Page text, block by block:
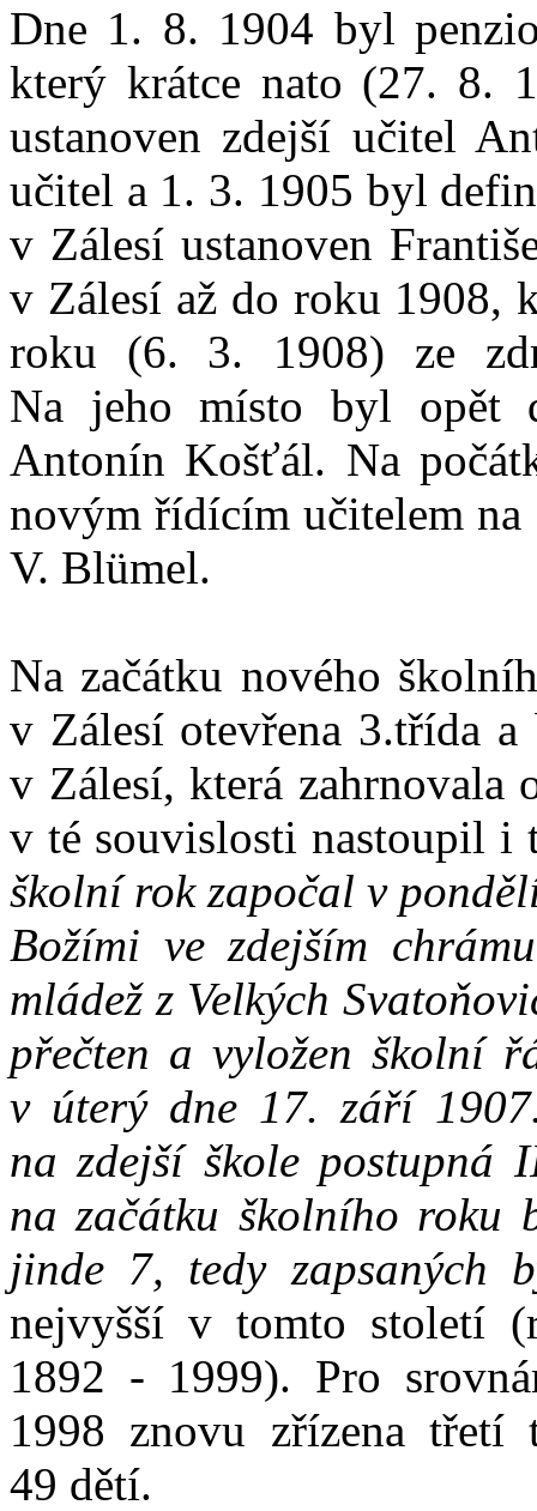
Dne 1. 8. 1904 byl
který krátce nato (27. 8.
ustanoven zdejší učitel
učitel a 1. 3. 1905 byl
v Zálesí ustanoven
v Zálesí až do roku 1908,
roku (6. 3. 1908) ze
Na jeho místo byl opět
Antonín Košťál. Na
novým řídícím učitelem
V. Blümel.
Na začátku nového
v Zálesí otevřena 3.třída
v Zálesí, která zahrnovala
v té souvislosti nastoupil
školní rok započal v
Božími ve zdejším
mládež z Velkých
přečten a vyložen školní
v úterý dne 17. září
na zdejší škole postupná
na začátku školního roku
jinde 7, tedy zapsaných
nejvyšší v tomto století
1892 - 1999). Pro
1998 znovu zřízena třetí
49 dětí.